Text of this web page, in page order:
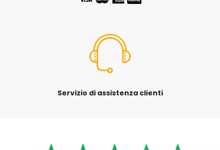
Servizio di assistenza clienti